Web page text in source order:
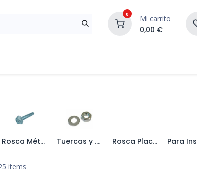
0 Mi carrito
0,00 €
Rosca Métrica Tuercas y Arandelas Rosca Placas de Yeso
items